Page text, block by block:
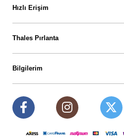
Hızlı Erişim
Thales Pırlanta
Bilgilerim